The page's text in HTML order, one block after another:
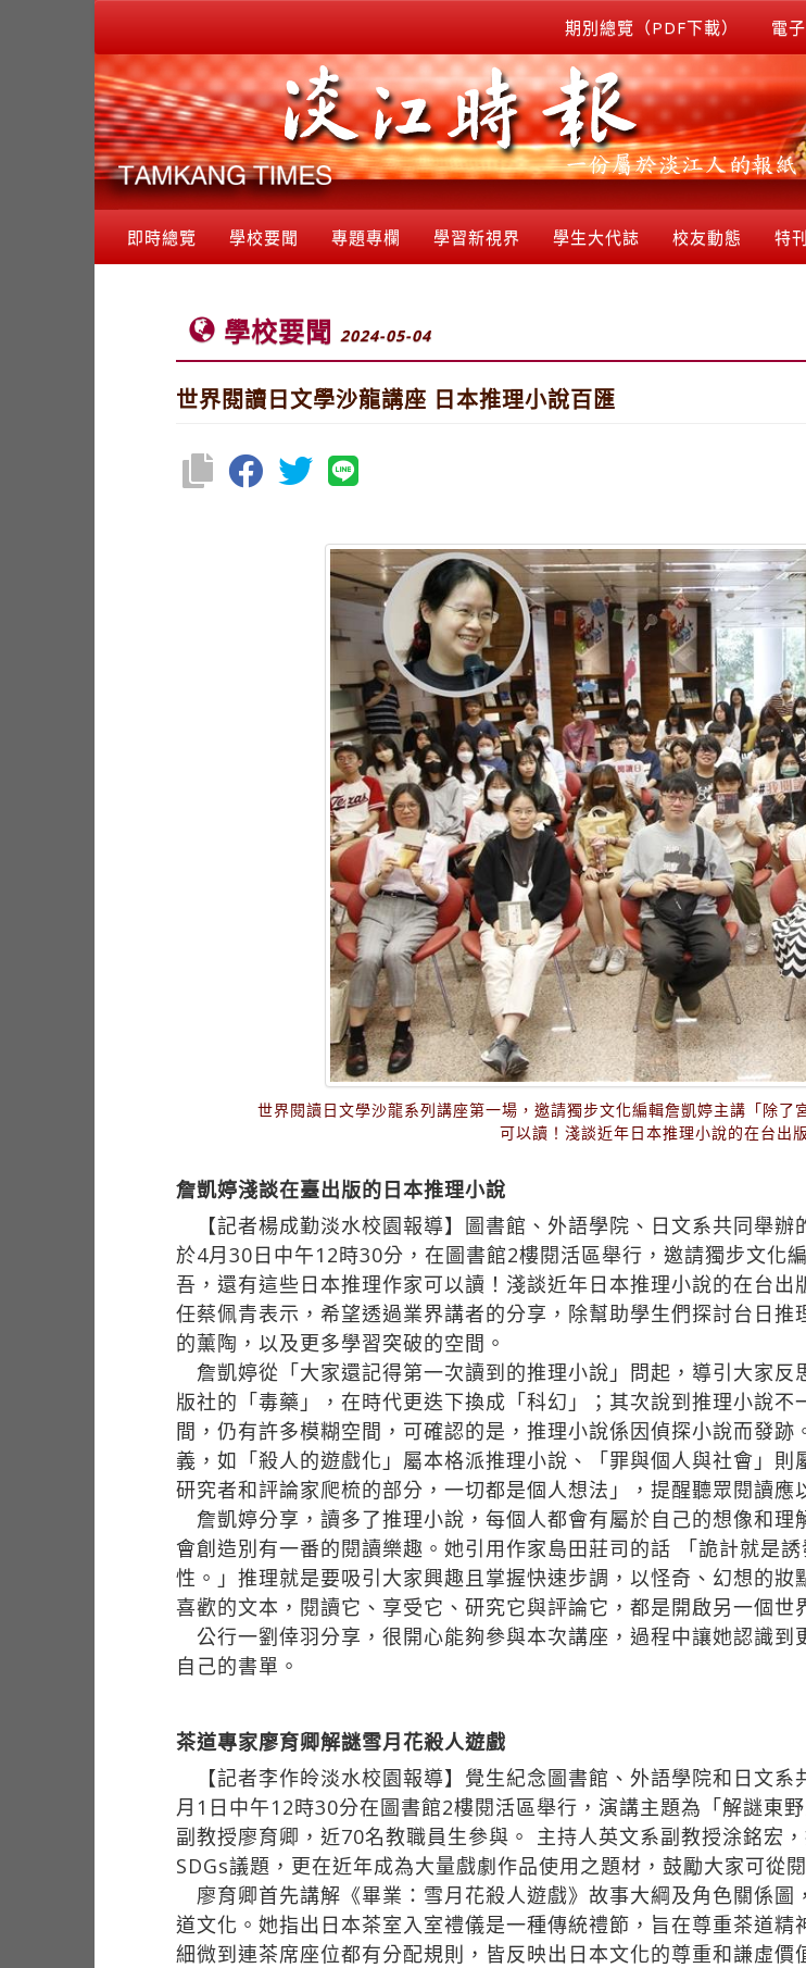
期別總覽（PDF下載） 電
即時總覽 學校要聞 專題專欄 學習新視界 學生大代誌 校友動態 特刊
學校要聞 2024-05-04
世界閱讀日文學沙龍講座 日本推理小說百匯
世界閱讀日文學沙龍系列講座第一場，邀請獨步文化編輯詹凱婷主講「除
可以讀！淺談近年日本推理小說的在台出
詹凱婷淺談在臺出版的日本推理小說
【記者楊成勤淡水校園報導】圖書館、外語學院、日文系共同舉
於4月30日中午12時30分，在圖書館2樓閱活區舉行，邀請獨步文化
吾，還有這些日本推理作家可以讀！淺談近年日本推理小說的在台
任蔡佩青表示，希望透過業界講者的分享，除幫助學生們探討台日
的薰陶，以及更多學習突破的空間。
詹凱婷從「大家還記得第一次讀到的推理小說」問起，導引大家反
版社的「毒藥」，在時代更迭下換成「科幻」；其次說到推理小說
間，仍有許多模糊空間，可確認的是，推理小說係因偵探小說而發
義，如「殺人的遊戲化」屬本格派推理小說、「罪與個人與社會」
研究者和評論家爬梳的部分，一切都是個人想法」，提醒聽眾閱讀應
詹凱婷分享，讀多了推理小說，每個人都會有屬於自己的想像和
會創造別有一番的閱讀樂趣。她引用作家島田莊司的話 「詭計就是
性。」推理就是要吸引大家興趣且掌握快速步調，以怪奇、幻想的
喜歡的文本，閱讀它、享受它、研究它與評論它，都是開啟另一個
公行一劉倖羽分享，很開心能夠參與本次講座，過程中讓她認識
自己的書單。
茶道專家廖育卿解謎雪月花殺人遊戲
【記者李作皊淡水校園報導】覺生紀念圖書館、外語學院和日文
月1日中午12時30分在圖書館2樓閱活區舉行，演講主題為「解謎東
副教授廖育卿，近70名教職員生參與。 主持人英文系副教授涂銘宏
SDGs議題，更在近年成為大量戲劇作品使用之題材，鼓勵大家可從
廖育卿首先講解《畢業：雪月花殺人遊戲》故事大綱及角色關係
道文化。她指出日本茶室入室禮儀是一種傳統禮節，旨在尊重茶道
細微到連茶席座位都有分配規則，皆反映出日本文化的尊重和謙虛